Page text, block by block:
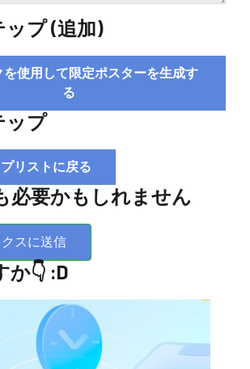
ップ (追加)
を使用して限定ポスターを生成す
る
ップ
リストに戻る
必要かもしれません
スに送信
か👇 :D